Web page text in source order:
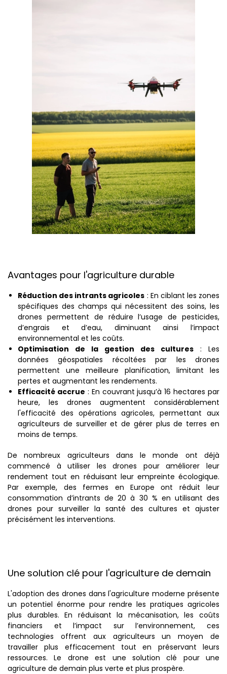
Avantages pour l'agriculture durable
Réduction des intrants agricoles : En ciblant les zones
spécifiques des champs qui nécessitent des soins, les
drones permettent de réduire l’usage de pesticides,
d’engrais et d’eau, diminuant ainsi l’impact
environnemental et les coûts.
Optimisation de la gestion des cultures : Les
données géospatiales récoltées par les drones
permettent une meilleure planification, limitant les
pertes et augmentant les rendements.
Efficacité accrue : En couvrant jusqu’à 16 hectares par
heure, les drones augmentent considérablement
l'efficacité des opérations agricoles, permettant aux
agriculteurs de surveiller et de gérer plus de terres en
moins de temps.
De nombreux agriculteurs dans le monde ont déjà
commencé à utiliser les drones pour améliorer leur
rendement tout en réduisant leur empreinte écologique.
Par exemple, des fermes en Europe ont réduit leur
consommation d’intrants de 20 à 30 % en utilisant des
drones pour surveiller la santé des cultures et ajuster
précisément les interventions.
Une solution clé pour l'agriculture de demain
L'adoption des drones dans l'agriculture moderne présente
un potentiel énorme pour rendre les pratiques agricoles
plus durables. En réduisant la mécanisation, les coûts
financiers et l’impact sur l’environnement, ces
technologies offrent aux agriculteurs un moyen de
travailler plus efficacement tout en préservant leurs
ressources. Le drone est une solution clé pour une
agriculture de demain plus verte et plus prospère.